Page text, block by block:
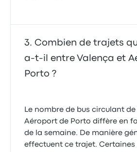
Combien de trajets
a-t-il entre Valença et
Porto ?
Le nombre de bus circulant de
Aéroport de Porto diffère en
de la semaine. De manière
effectuent ce trajet. Certaines